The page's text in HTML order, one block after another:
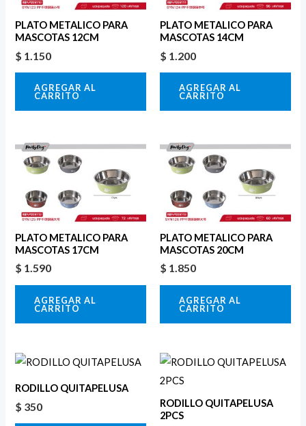
PLATO METALICO PARA
MASCOTAS 12CM
$ 1.150
AGREGAR AL
CARRITO
PLATO METALICO PARA
MASCOTAS 14CM
$ 1.200
AGREGAR AL
CARRITO
PLATO METALICO PARA
MASCOTAS 17CM
$ 1.590
AGREGAR AL
CARRITO
PLATO METALICO PARA
MASCOTAS 20CM
$ 1.850
AGREGAR AL
CARRITO
RODILLO QUITAPELUSA
$ 350
RODILLO QUITAPELUSA
2PCS